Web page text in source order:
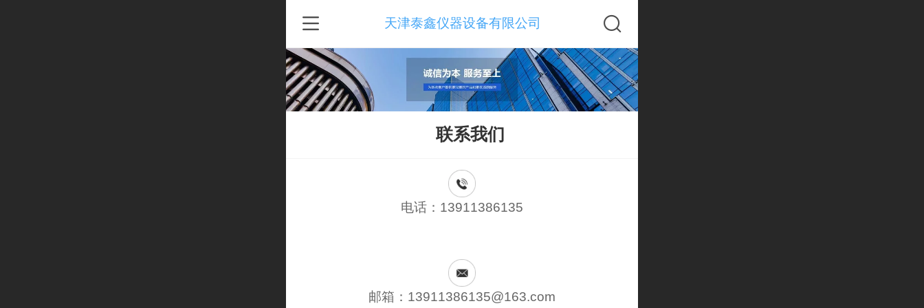
天津泰鑫仪器设备有限公司
联系我们
电话：13911386135
邮箱：13911386135@163.com